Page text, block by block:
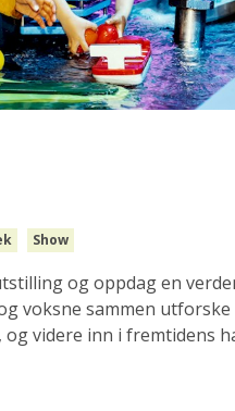
Show
og oppdag en
voksne sammen utforske
videre inn i fremtidens